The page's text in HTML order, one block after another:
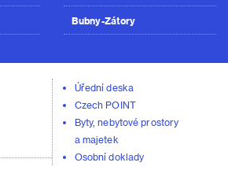
Bubny-Zátory
Úřední deska
Czech POINT
Byty, nebytové prostory
a majetek
Osobní doklady